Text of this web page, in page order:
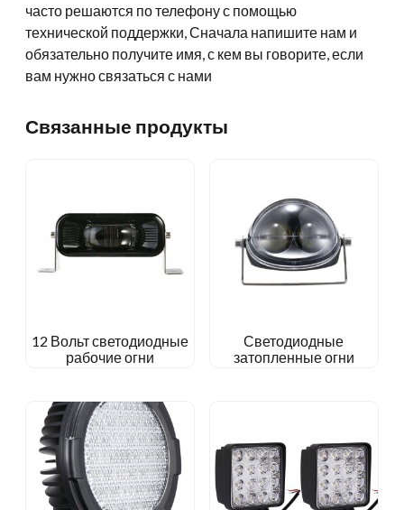
часто решаются по телефону с помощью
технической поддержки, Сначала напишите нам и
обязательно получите имя, с кем вы говорите, если
вам нужно связаться с нами
Связанные продукты
12 Вольт светодиодные
рабочие огни
Светодиодные
затопленные огни